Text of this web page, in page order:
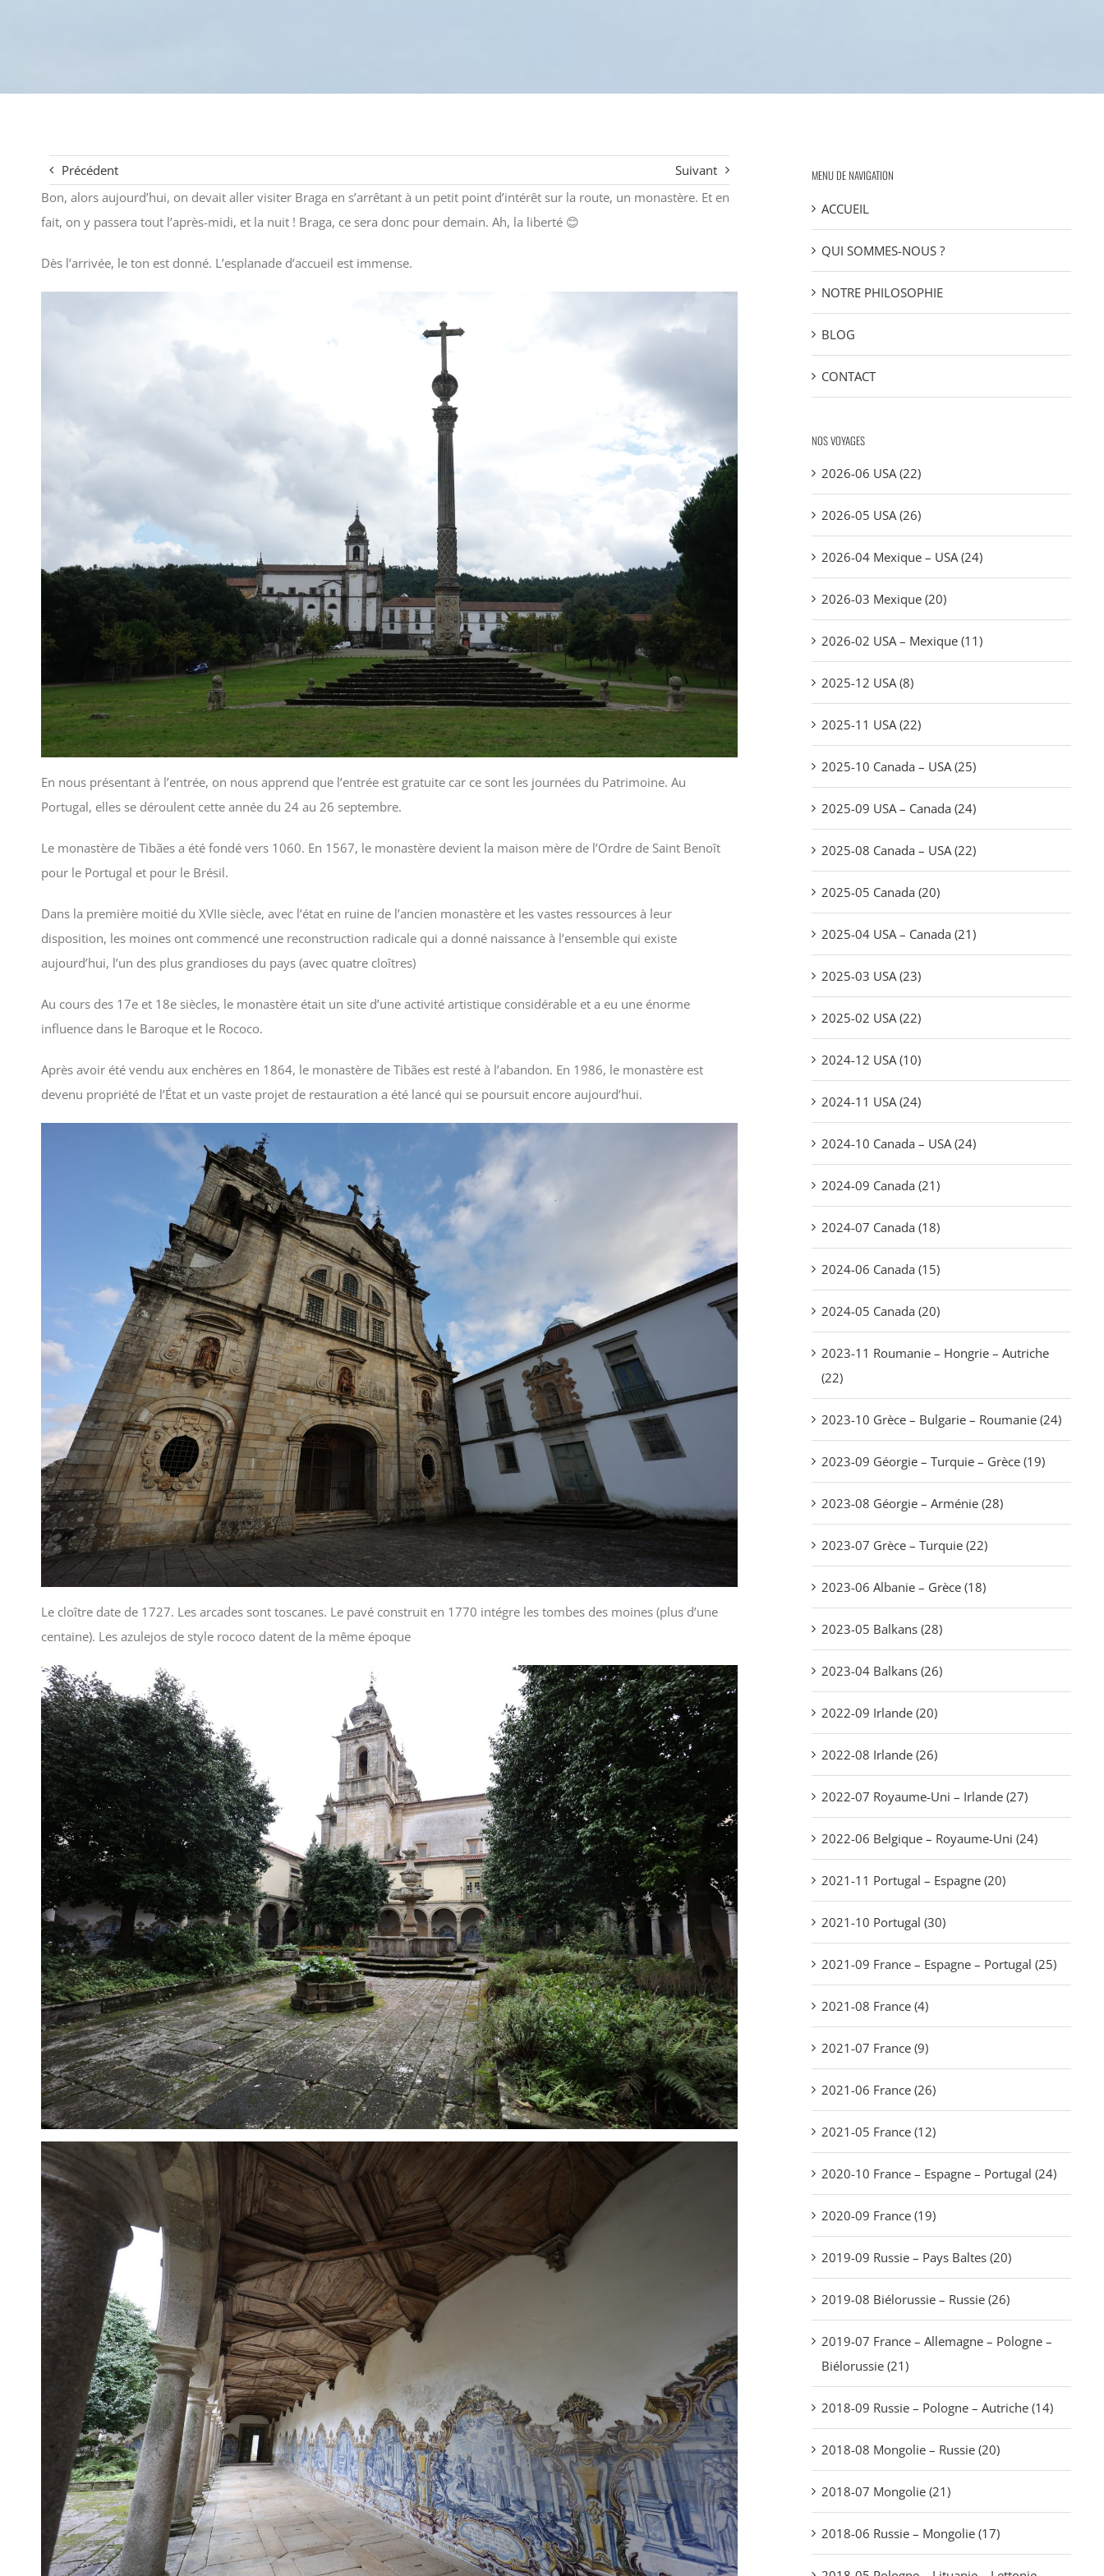
Précédent
Suivant
Bon, alors aujourd’hui, on devait aller visiter Braga en s’arrêtant à un petit point d’intérêt sur la route, un monastère. Et en
fait, on y passera tout l’après-midi, et la nuit ! Braga, ce sera donc pour demain. Ah, la liberté 😊
Dès l’arrivée, le ton est donné. L’esplanade d’accueil est immense.
En nous présentant à l’entrée, on nous apprend que l’entrée est gratuite car ce sont les journées du Patrimoine. Au
Portugal, elles se déroulent cette année du 24 au 26 septembre.
Le monastère de Tibães a été fondé vers 1060. En 1567, le monastère devient la maison mère de l’Ordre de Saint Benoît
pour le Portugal et pour le Brésil.
Dans la première moitié du XVIIe siècle, avec l’état en ruine de l’ancien monastère et les vastes ressources à leur
disposition, les moines ont commencé une reconstruction radicale qui a donné naissance à l’ensemble qui existe
aujourd’hui, l’un des plus grandioses du pays (avec quatre cloîtres)
Au cours des 17e et 18e siècles, le monastère était un site d’une activité artistique considérable et a eu une énorme
influence dans le Baroque et le Rococo.
Après avoir été vendu aux enchères en 1864, le monastère de Tibães est resté à l’abandon. En 1986, le monastère est
devenu propriété de l’État et un vaste projet de restauration a été lancé qui se poursuit encore aujourd’hui.
Le cloître date de 1727. Les arcades sont toscanes. Le pavé construit en 1770 intégre les tombes des moines (plus d’une
centaine). Les azulejos de style rococo datent de la même époque
MENU DE NAVIGATION
ACCUEIL
QUI SOMMES-NOUS ?
NOTRE PHILOSOPHIE
BLOG
CONTACT
NOS VOYAGES
2026-06 USA (22)
2026-05 USA (26)
2026-04 Mexique – USA (24)
2026-03 Mexique (20)
2026-02 USA – Mexique (11)
2025-12 USA (8)
2025-11 USA (22)
2025-10 Canada – USA (25)
2025-09 USA – Canada (24)
2025-08 Canada – USA (22)
2025-05 Canada (20)
2025-04 USA – Canada (21)
2025-03 USA (23)
2025-02 USA (22)
2024-12 USA (10)
2024-11 USA (24)
2024-10 Canada – USA (24)
2024-09 Canada (21)
2024-07 Canada (18)
2024-06 Canada (15)
2024-05 Canada (20)
2023-11 Roumanie – Hongrie – Autriche
(22)
2023-10 Grèce – Bulgarie – Roumanie (24)
2023-09 Géorgie – Turquie – Grèce (19)
2023-08 Géorgie – Arménie (28)
2023-07 Grèce – Turquie (22)
2023-06 Albanie – Grèce (18)
2023-05 Balkans (28)
2023-04 Balkans (26)
2022-09 Irlande (20)
2022-08 Irlande (26)
2022-07 Royaume-Uni – Irlande (27)
2022-06 Belgique – Royaume-Uni (24)
2021-11 Portugal – Espagne (20)
2021-10 Portugal (30)
2021-09 France – Espagne – Portugal (25)
2021-08 France (4)
2021-07 France (9)
2021-06 France (26)
2021-05 France (12)
2020-10 France – Espagne – Portugal (24)
2020-09 France (19)
2019-09 Russie – Pays Baltes (20)
2019-08 Biélorussie – Russie (26)
2019-07 France – Allemagne – Pologne –
Biélorussie (21)
2018-09 Russie – Pologne – Autriche (14)
2018-08 Mongolie – Russie (20)
2018-07 Mongolie (21)
2018-06 Russie – Mongolie (17)